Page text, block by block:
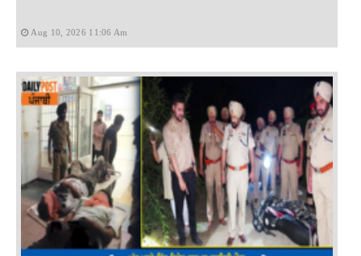
Aug 10, 2026 11:06 Am